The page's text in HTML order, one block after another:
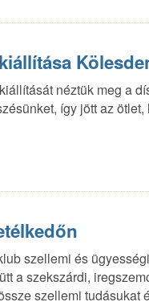
néztük meg a
így jött az
szellemi és
a szekszárdi,
szellemi tudásukat